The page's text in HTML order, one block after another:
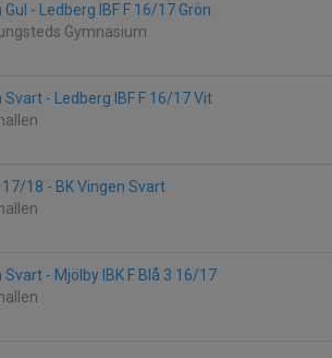
Gul - Ledberg IBF F 16/17 Grön
Gymnasium
Svart - Ledberg IBF F 16/17 Vit
17/18 - BK Vingen Svart
Svart - Mjölby IBK F Blå 3 16/17